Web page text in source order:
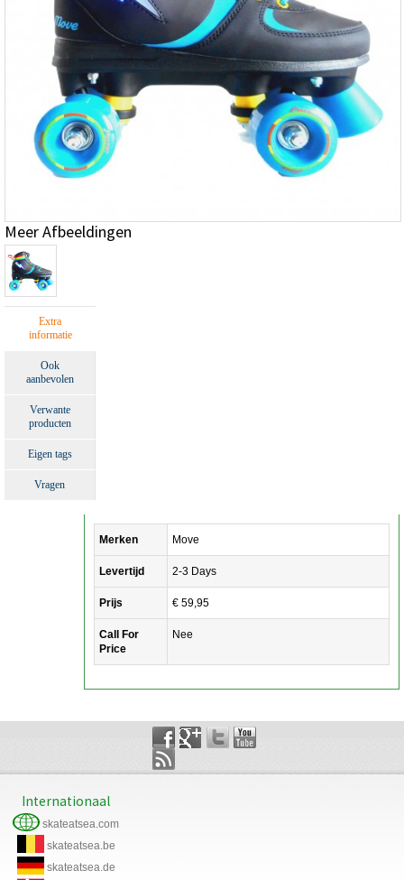
Meer Afbeeldingen
Extra
informatie
Ook
aanbevolen
Verwante
producten
Eigen tags
Vragen
Merken Move
Levertijd 2-3 Days
Prijs € 59,95
Call For
Price
Nee
Internationaal
skateatsea.com
skateatsea.be
skateatsea.de